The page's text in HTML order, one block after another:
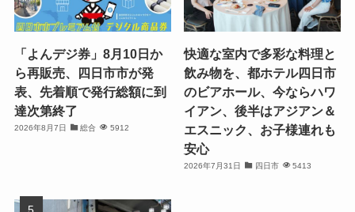
「よんデジ券」8月10日か
ら再販売、四日市市が発
表、先着順で発行総額に到
達次第終了
2026年8月7日 総合 5912
快適な室内で多彩な料理と
飲み物を、都ホテル四日市
のビアホール、今ならハワ
イアン、後半はアジアン＆
エスニック、お子様連れも
安心
2026年7月31日 四日市 5413